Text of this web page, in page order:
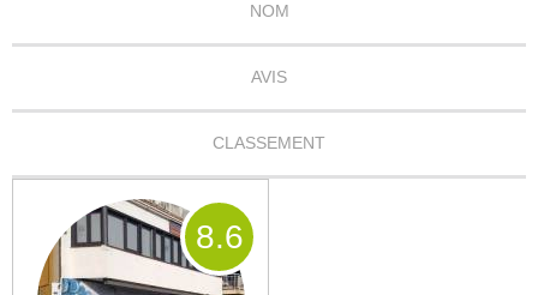
NOM
AVIS
CLASSEMENT
8.6